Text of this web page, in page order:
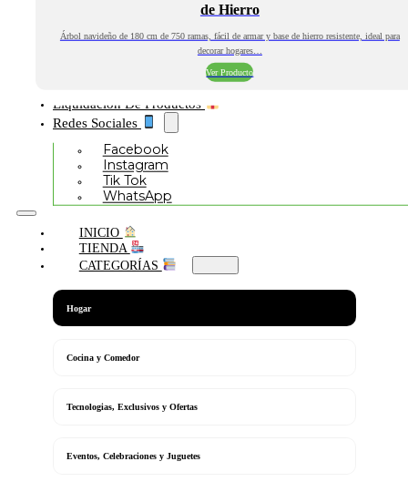
de Hierro
Árbol navideño de 180 cm de 750 ramas, fácil de armar y base de hierro resistente, ideal para
decorar hogares…
Ver Producto
Liquidación De Productos
Redes Sociales
Facebook
Instagram
Tik Tok
WhatsApp
INICIO
TIENDA
CATEGORÍAS
Hogar
Cocina y Comedor
Tecnologias, Exclusivos y Ofertas
Eventos, Celebraciones y Juguetes